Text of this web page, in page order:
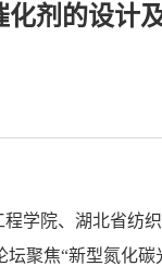
剂的设计
学院、湖北省纺
聚焦“新型氮化